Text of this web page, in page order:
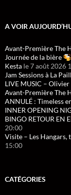
A VOIR
Avant-Première The
Journée de la bière
Kesta le 7 août 2026
Jam Sessions à La
LIVE MUSIC –
Avant-Première The
ANNULÉ : Timeless
INNER OPENING
BINGO RETOUR EN
20:00
Visite – Les Hangars,
15:00
CATÉGORIES